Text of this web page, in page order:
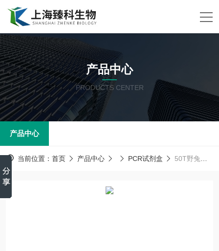
产品中心
PRODUCTS CENTER
产品中心
当前位置： 首页 产品中心 PCR试剂盒 50T野兔热(Tul)PCR试剂盒